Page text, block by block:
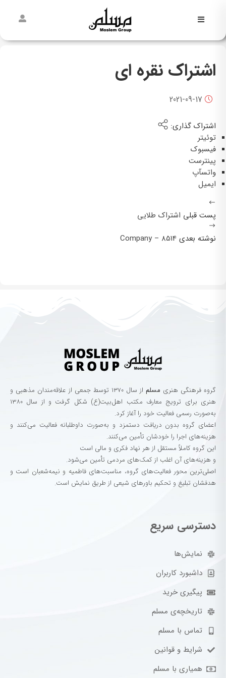
شعبان
مسلمی‌ها
پیش از
مسلم
اشتراک نقره ای
2021-09-17
اشتراک گذاری:
توئیتر
فیسبوک
پینترست
واتسآپ
ایمیل
پست قبلی اشتراک طلایی
نوشته بعدی 8514 – Company
گروه‌ فرهنگی‌ هنری‌ مسلم
از سال ۱۳۷۰ توسط جمعی از علاقه‌مندان مذهبی و
هنری برای ترویج معارف مکتب اهل‌بیت(ع) شکل گرفت و از سال ۱۳۸۰
به‌صورت رسمی فعالیت خود را آغاز کرد.
اعضای گروه بدون دریافت دستمزد و به‌صورت داوطلبانه فعالیت می‌کنند و
هزینه‌های اجرا را خودشان تأمین می‌کنند.
این گروه کاملاً مستقل از هر نهاد فکری و مالی است
و هزینه‌های آن اغلب از کمک‌های مردمی تأمین می‌شود.
اصلی‌ترین محور فعالیت‌های گروه، مناسبت‌های فاطمیه و نیمه‌شعبان است و
هدفشان تبلیغ و تحکیم باورهای شیعی از طریق نمایش است.
دسترسی سریع
نمایش‌ها
داشبورد کاربران
پیگیری خرید
تاریخچه‌ی مسلم
تماس با مسلم
شرایط و قوانین
همیاری با مسلم